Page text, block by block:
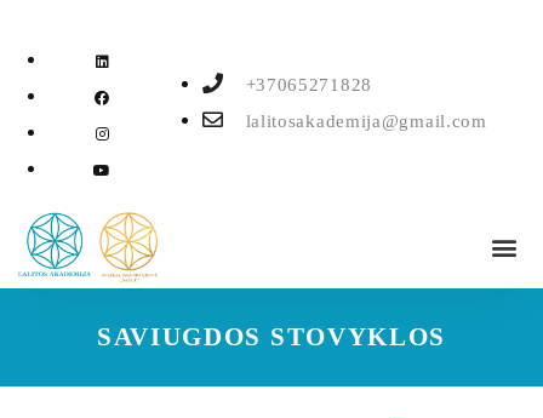
+37065271828
lalitosakademija@gmail.com
SAVIUGDOS STOVYKLOS